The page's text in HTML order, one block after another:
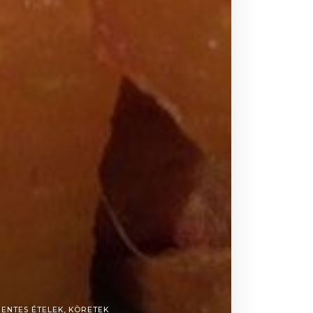
ÉTELEK, KÖRETEK